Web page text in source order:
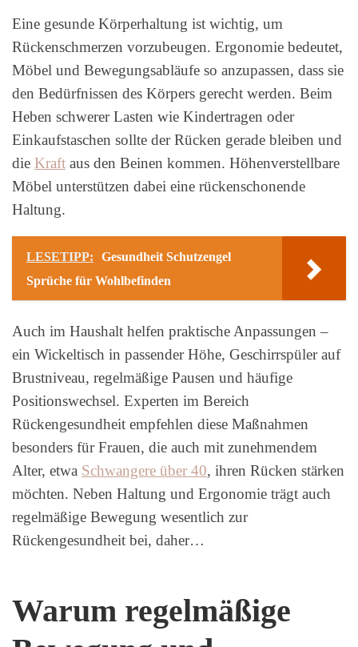
Eine gesunde Körperhaltung ist wichtig, um
Rückenschmerzen vorzubeugen. Ergonomie bedeutet,
Möbel und Bewegungsabläufe so anzupassen, dass sie
den Bedürfnissen des Körpers gerecht werden. Beim
Heben schwerer Lasten wie Kindertragen oder
Einkaufstaschen sollte der Rücken gerade bleiben und
die Kraft aus den Beinen kommen. Höhenverstellbare
Möbel unterstützen dabei eine rückenschonende
Haltung.
LESETIPP:
Gesundheit Schutzengel
Sprüche für Wohlbefinden
Auch im Haushalt helfen praktische Anpassungen –
ein Wickeltisch in passender Höhe, Geschirrspüler auf
Brustniveau, regelmäßige Pausen und häufige
Positionswechsel. Experten im Bereich
Rückengesundheit empfehlen diese Maßnahmen
besonders für Frauen, die auch mit zunehmendem
Alter, etwa Schwangere über 40, ihren Rücken stärken
möchten. Neben Haltung und Ergonomie trägt auch
regelmäßige Bewegung wesentlich zur
Rückengesundheit bei, daher…
Warum regelmäßige